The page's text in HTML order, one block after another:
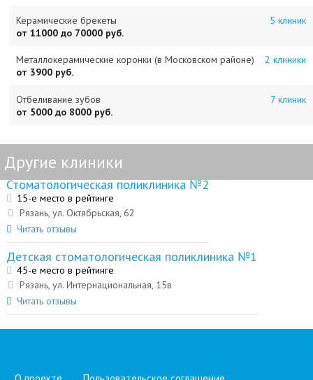
Керамические брекеты
5 клиник
от 11000 до 70000 руб.
Металлокерамические коронки (в Московском районе)
2 клиники
от 3900 руб.
Отбеливание зубов
7 клиник
от 5000 до 8000 руб.
Другие клиники
Стоматологическая поликлиника №2
15-е место в рейтинге
Рязань, ул. Октябрьская, 62
Читать отзывы
Детская стоматологическая поликлиника №1
45-е место в рейтинге
Рязань, ул. Интернациональная, 15в
Читать отзывы